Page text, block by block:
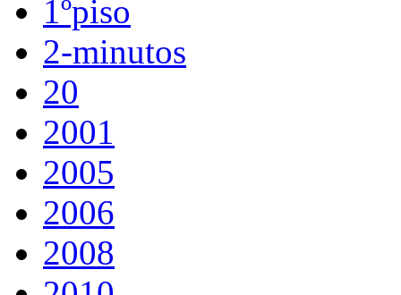
1ºpiso
2-minutos
20
2001
2005
2006
2008